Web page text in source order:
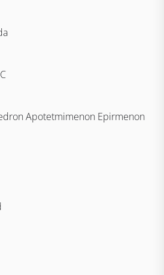
Apotetmimenon Epirmenon